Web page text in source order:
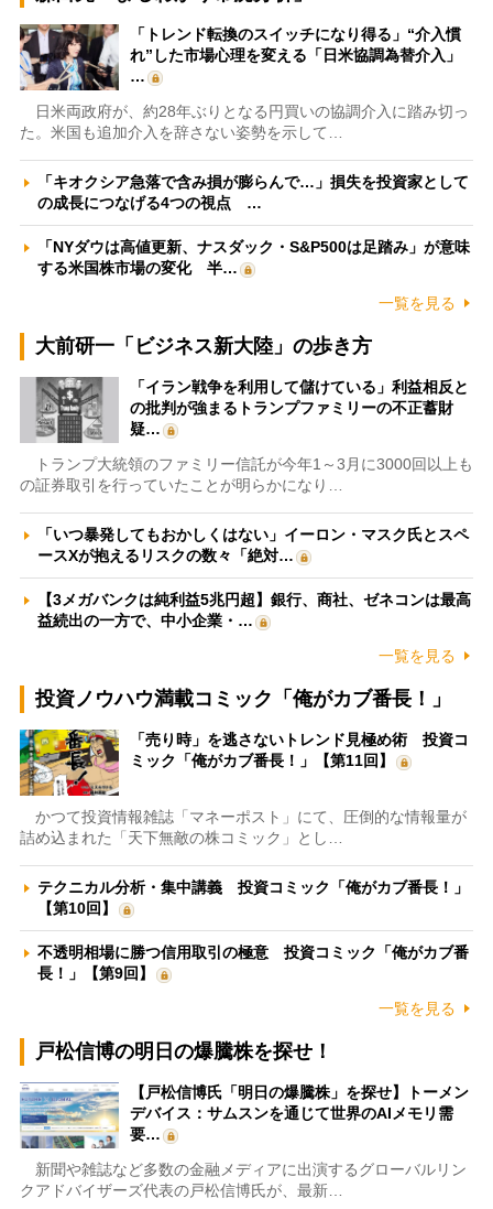
「トレンド転換のスイッチになり得る」“介入慣
れ”した市場心理を変える「日米協調為替介入」
…
日米両政府が、約28年ぶりとなる円買いの協調介入に踏み切っ
た。米国も追加介入を辞さない姿勢を示して…
「キオクシア急落で含み損が膨らんで…」損失を投資家として
の成長につなげる4つの視点 …
「NYダウは高値更新、ナスダック・S&P500は足踏み」が意味
する米国株市場の変化 半…
一覧を見る
大前研一「ビジネス新大陸」の歩き方
「イラン戦争を利用して儲けている」利益相反と
の批判が強まるトランプファミリーの不正蓄財
疑…
トランプ大統領のファミリー信託が今年1～3月に3000回以上も
の証券取引を行っていたことが明らかになり…
「いつ暴発してもおかしくはない」イーロン・マスク氏とスペ
ースXが抱えるリスクの数々「絶対…
【3メガバンクは純利益5兆円超】銀行、商社、ゼネコンは最高
益続出の一方で、中小企業・…
一覧を見る
投資ノウハウ満載コミック「俺がカブ番長！」
「売り時」を逃さないトレンド見極め術 投資コ
ミック「俺がカブ番長！」【第11回】
かつて投資情報雑誌「マネーポスト」にて、圧倒的な情報量が
詰め込まれた「天下無敵の株コミック」とし…
テクニカル分析・集中講義 投資コミック「俺がカブ番長！」
【第10回】
不透明相場に勝つ信用取引の極意 投資コミック「俺がカブ番
長！」【第9回】
一覧を見る
戸松信博の明日の爆騰株を探せ！
【戸松信博氏「明日の爆騰株」を探せ】トーメン
デバイス：サムスンを通じて世界のAIメモリ需
要…
新聞や雑誌など多数の金融メディアに出演するグローバルリン
クアドバイザーズ代表の戸松信博氏が、最新…